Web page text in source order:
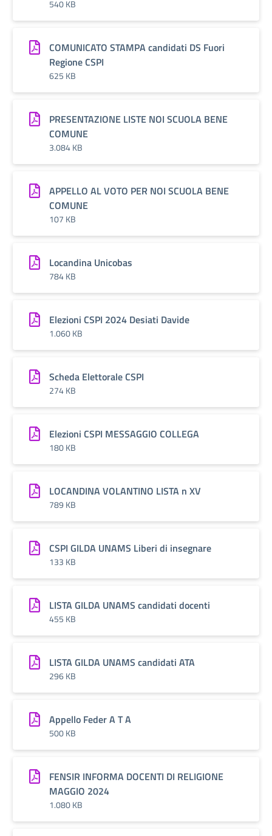
540 KB
COMUNICATO STAMPA candidati DS Fuori
Regione CSPI
625 KB
PRESENTAZIONE LISTE NOI SCUOLA BENE
COMUNE
3.084 KB
APPELLO AL VOTO PER NOI SCUOLA BENE
COMUNE
107 KB
Locandina Unicobas
784 KB
Elezioni CSPI 2024 Desiati Davide
1.060 KB
Scheda Elettorale CSPI
274 KB
Elezioni CSPI MESSAGGIO COLLEGA
180 KB
LOCANDINA VOLANTINO LISTA n XV
789 KB
CSPI GILDA UNAMS Liberi di insegnare
133 KB
LISTA GILDA UNAMS candidati docenti
455 KB
LISTA GILDA UNAMS candidati ATA
296 KB
Appello Feder A T A
500 KB
FENSIR INFORMA DOCENTI DI RELIGIONE
MAGGIO 2024
1.080 KB